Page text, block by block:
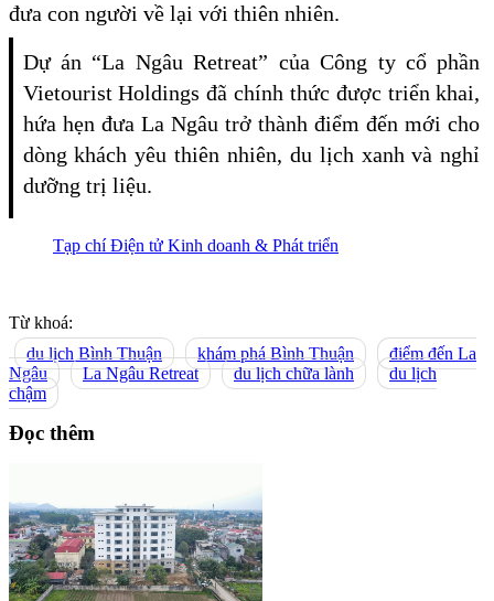
đưa con người về lại với thiên nhiên.
Dự án “La Ngâu Retreat” của Công ty cổ phần
Vietourist Holdings đã chính thức được triển khai,
hứa hẹn đưa La Ngâu trở thành điểm đến mới cho
dòng khách yêu thiên nhiên, du lịch xanh và nghỉ
dưỡng trị liệu.
Tạp chí Điện tử Kinh doanh & Phát triển
Từ khoá:
du lịch Bình Thuận
khám phá Bình Thuận
điểm đến La
Ngâu
La Ngâu Retreat du lịch chữa lành
du lịch
chậm
Đọc thêm